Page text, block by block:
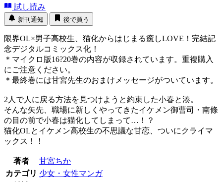
試し読み
新刊通知 後で買う
限界OL×男子高校生、猫化からはじまる癒しLOVE！完結記
念デジタルコミックス化！
＊マイクロ版16?20巻の内容が収録されています。重複購入
にご注意ください。
＊最終巻には甘宮先生のおまけメッセージがついています。
2人で人に戻る方法を見つけようと約束した小春と湊。
そんな矢先、職場に新しくやってきたイケメン御曹司・南條
の目の前で小春は猫化してしまって…！？
猫化OLとイケメン高校生の不思議な甘恋、ついにクライマ
ックス！！
著者
甘宮ちか
カテゴリ 少女・女性マンガ